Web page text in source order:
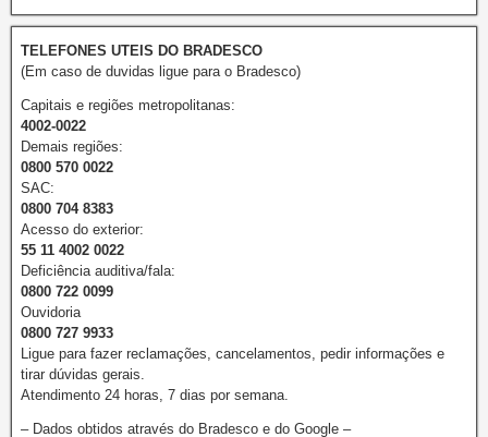
TELEFONES UTEIS DO BRADESCO
(Em caso de duvidas ligue para o Bradesco)
Capitais e regiões metropolitanas:
4002-0022
Demais regiões:
0800 570 0022
SAC:
0800 704 8383
Acesso do exterior:
55 11 4002 0022
Deficiência auditiva/fala:
0800 722 0099
Ouvidoria
0800 727 9933
Ligue para fazer reclamações, cancelamentos, pedir informações e
tirar dúvidas gerais.
Atendimento 24 horas, 7 dias por semana.
– Dados obtidos através do Bradesco e do Google –